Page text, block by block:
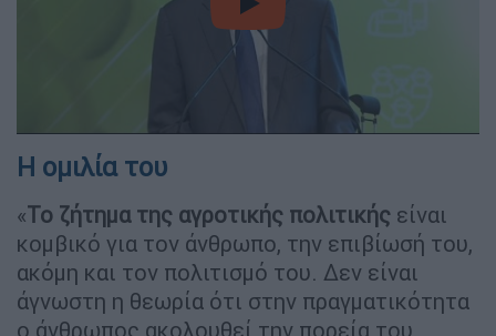
video
Η ομιλία του
«To ζήτημα της αγροτικής πολιτικής είναι
κομβικό για τον άνθρωπο, την επιβίωσή του,
ακόμη και τον πολιτισμό του. Δεν είναι
άγνωστη η θεωρία ότι στην πραγματικότητα
ο άνθρωπος ακολουθεί την πορεία του